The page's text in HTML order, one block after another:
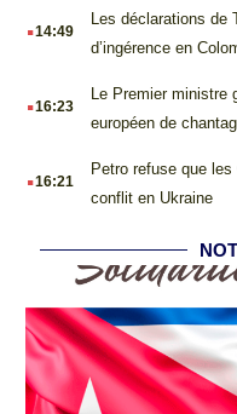
.14:49
Les déclarations
d’ingérence en
.16:23
Le Premier
européen de
.16:21
Petro refuse que les
conflit en Ukraine